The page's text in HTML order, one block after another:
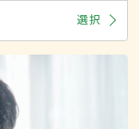
選択